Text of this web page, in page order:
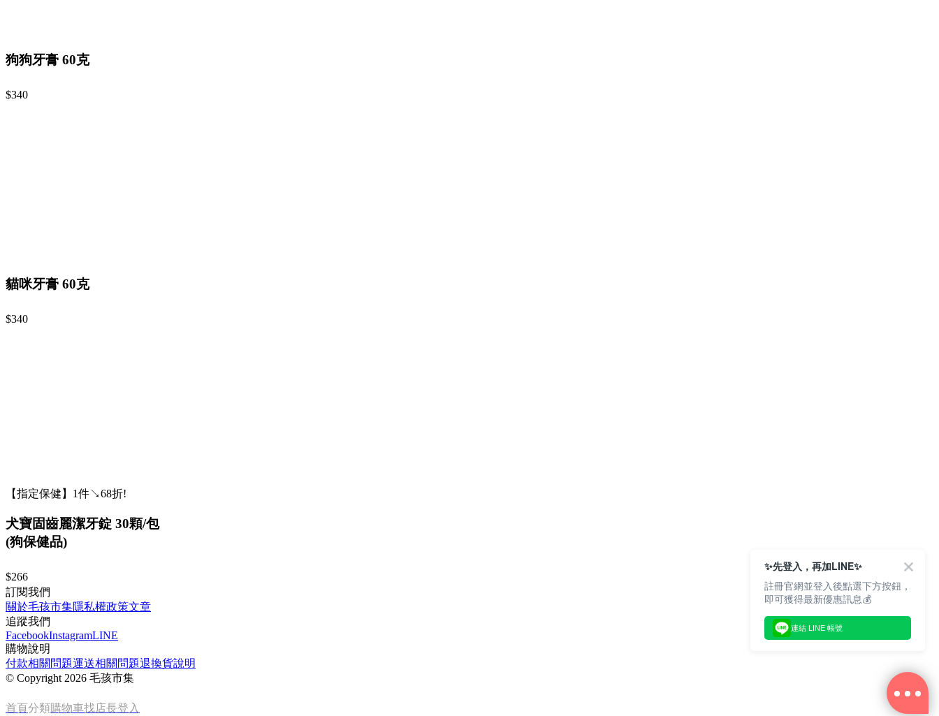
狗狗牙膏 60克
$340
貓咪牙膏 60克
$340
【指定保健】1件↘68折!
犬寶固齒麗潔牙錠 30顆/包
(狗保健品)
$266
訂閱我們
關於毛孩市集隱私權政策文章
追蹤我們
FacebookInstagramLINE
購物說明
付款相關問題運送相關問題退換貨說明
© Copyright 2026 毛孩市集
首頁分類購物車找店長登入
✨先登入，再加LINE✨
註冊官網並登入後點選下方按鈕，
即可獲得最新優惠訊息💰
連結 LINE 帳號